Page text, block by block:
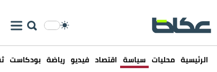
الرئيسية محليات سياسة اقتصاد فيديو رياضة بودكاست